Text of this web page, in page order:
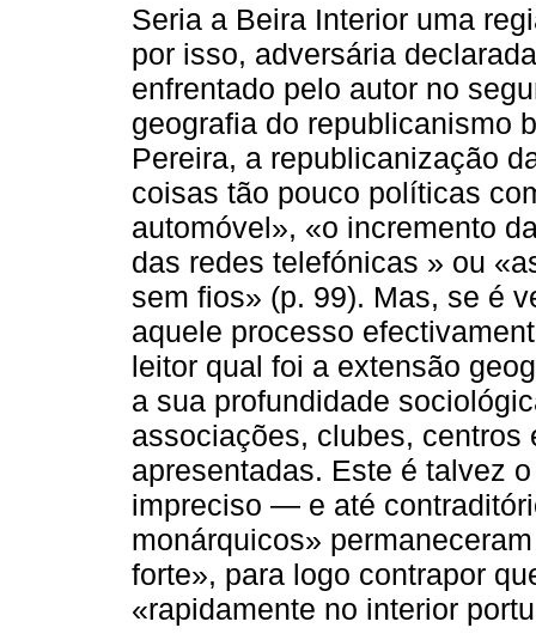
Seria a Beira Interior uma
por isso, adversária
enfrentado pelo autor no
geografia do republicanismo
Pereira, a republicanização
coisas tão pouco políticas
automóvel», «o incremento
das redes telefónicas » ou
sem fios» (p. 99). Mas, se é
aquele processo
leitor qual foi a extensão
a sua profundidade
associações, clubes,
apresentadas. Este é talvez
impreciso — e até
monárquicos»
forte», para logo contrapor
«rapidamente no interior